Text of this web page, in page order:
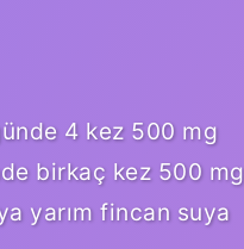
4 kez 500 mg
birkaç kez 500 mg
yarım fincan suya